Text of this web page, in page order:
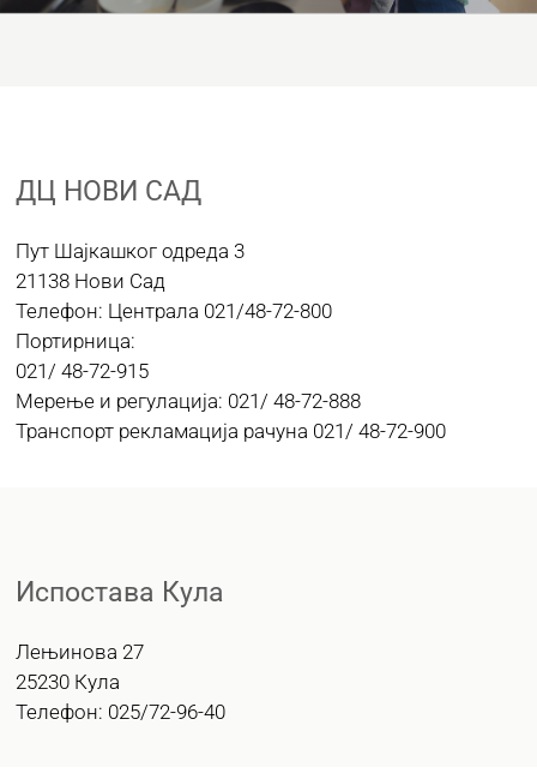
ОДРЖИВИ РАЗВОЈ
ЈАВНЕ НАБАВКЕ
ПЛАН ЈАВНИХ НАБАВКИ
КОНТАКТ
ДЦ НОВИ САД
Пут Шајкашког одреда 3
21138 Нови Сад
Телефон: Централа 021/48-72-800
Портирница:
021/ 48-72-915
Мерење и регулација: 021/ 48-72-888
Транспорт рекламација рачуна 021/ 48-72-900
Испостава Кула
Лењинова 27
25230 Кула
Телефон: 025/72-96-40